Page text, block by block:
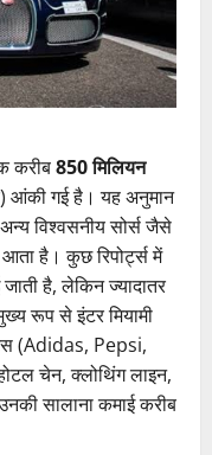
करीब850 मिलियन
गई है। यह अनुमान
विश्वसनीय सोर्स जैसे
है। कुछ रिपोर्ट्स में
है, लेकिन ज्यादातर
रूप से इंटर मियामी
(Adidas, Pepsi,
चेन, क्लोथिंग लाइन,
सालाना कमाई करीब